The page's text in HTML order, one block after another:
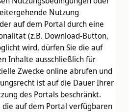
Nutzung
auf dem Portal durch eine
(z.B. Download-Button,
wird, dürfen Sie die auf
Inhalte ausschließlich für
Zwecke online abrufen und
ist auf die Dauer Ihrer
des Portals beschränkt.
die auf dem Portal verfügbaren